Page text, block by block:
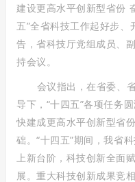
建设更高水平创新型省份
五”全省科技工作起好步、
告，省科技厅党组成员、
持会议。
会议指出，在省委、
导下，“十四五”各项任务
快建成更高水平创新型省
础。“十四五”期间，我省
上新台阶 ，科技创新全面
展。重大科技创新成果竞